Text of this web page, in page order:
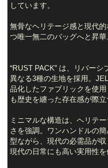
しています。
無骨なヘリテージ感と現代
つ唯一無二のバッグへと昇華
“RUST PACK” は、リバーシ
異なる3種の生地を採用。
品化したファブリックを使
も歴史を纏った存在感が際立
ミニマルな構造は、ヘリテ
さを強調。ワンハンドルの
型ながら、現代の必需品が収
現代の日常にも高い実用性を